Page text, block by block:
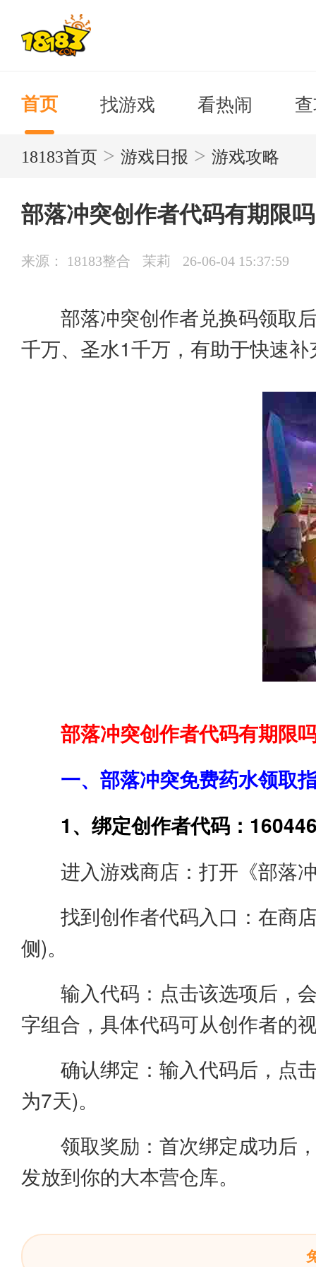
首页 找游戏 看热闹
18183首页 > 游戏日报 > 游戏攻略
部落冲突创作者代码有期限
来源： 18183整合 茉莉 26-06-04 15:37:59
部落冲突创作者兑换码领取
千万、圣水1千万，有助于快速
部落冲突创作者代码有期限
一、部落冲突免费药水领取
1、绑定创作者代码：
进入游戏商店：打开《部落
找到创作者代码入口：在商
侧)。
输入代码：点击该选项后，
字组合，具体代码可从创作者的
确认绑定：输入代码后，点
为7天)。
领取奖励：首次绑定成功后
发放到你的大本营仓库。